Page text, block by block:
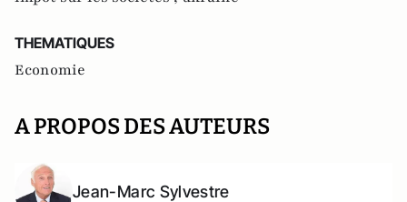
THEMATIQUES
Economie
A PROPOS DES AUTEURS
Jean-Marc Sylvestre